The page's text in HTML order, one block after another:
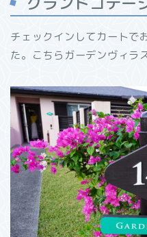
チェックインしてカートで
た。こちらガーデンヴィラ